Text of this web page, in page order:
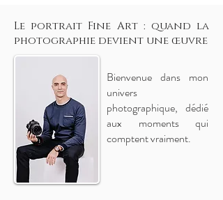
Le portrait Fine Art : quand la
photographie devient une œuvre
Bienvenue dans mon
univers
photographique, dédié
aux moments qui
comptent vraiment.